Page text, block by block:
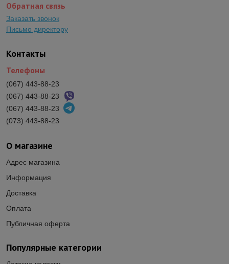
Популярные категории
О магазине
Адрес магазина
Информация
Доставка
Оплата
Публичная оферта
Контакты
Телефоны
(067) 443-88-23
(067) 443-88-23
(067) 443-88-23
(073) 443-88-23
Обратная связь
Заказать звонок
Письмо директору